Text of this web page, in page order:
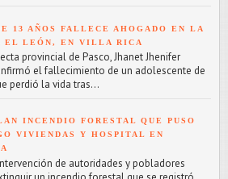
13 AÑOS FALLECE AHOGADO EN LA
EL LEÓN, EN VILLA RICA
provincial de Pasco, Jhanet Jhenifer
el fallecimiento de un adolescente de
perdió la vida tras...
INCENDIO FORESTAL QUE PUSO
VIVIENDAS Y HOSPITAL EN
de autoridades y pobladores